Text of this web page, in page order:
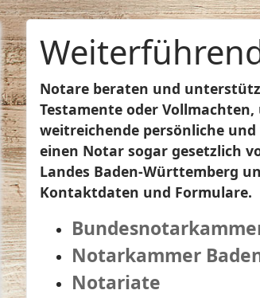
Notare beraten und
Testamente oder
weitreichende persönliche
einen Notar sogar gesetzlich
Landes Baden-Württemberg
Kontaktdaten und Formulare.
Notarkammer
Notariate